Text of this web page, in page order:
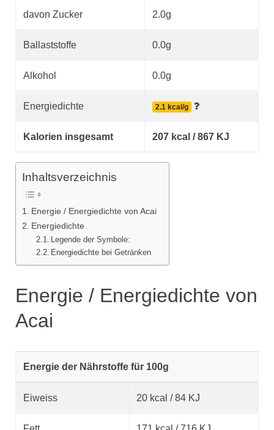
davon Zucker 2.0g
Ballaststoffe 0.0g
Alkohol 0.0g
Energiedichte 2.1 kcal/g
Kalorien insgesamt 207 kcal / 867 KJ
Inhaltsverzeichnis
Energie / Energiedichte von Acai
Energiedichte
Legende der Symbole:
Energiedichte bei Getränken
Energie / Energiedichte von
Acai
Energie der Nährstoffe für 100g
Eiweiss 20 kcal / 84 KJ